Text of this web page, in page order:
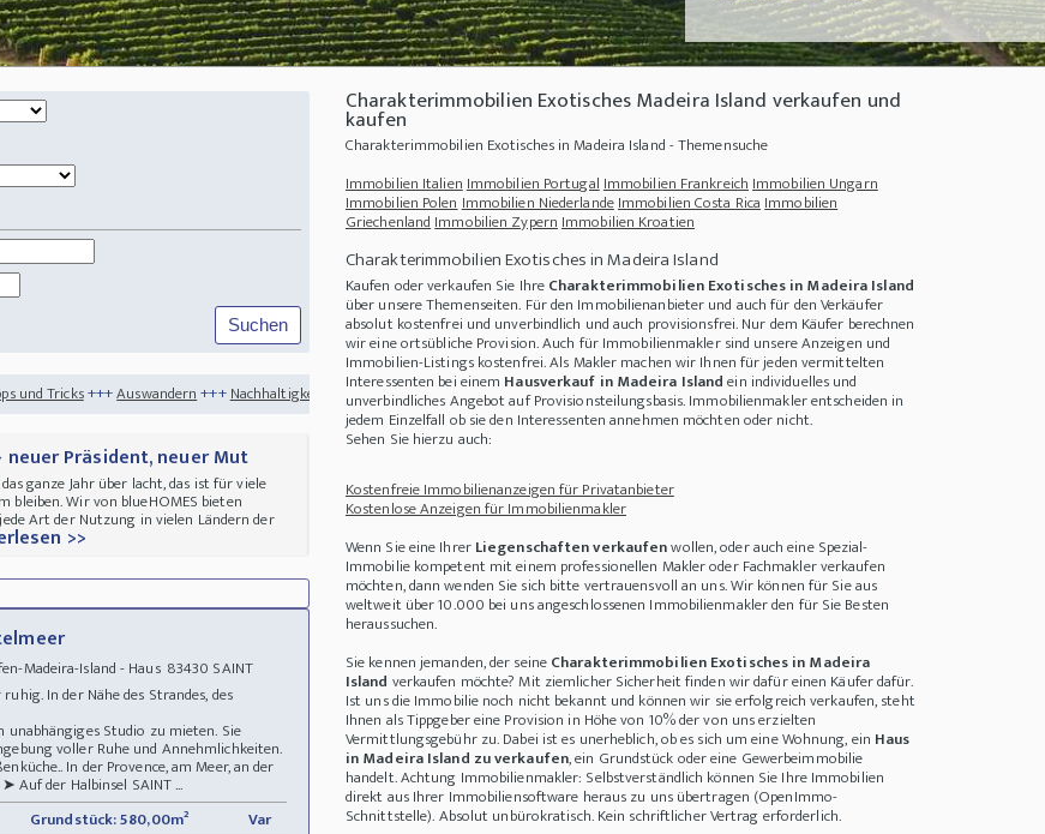
+++Nachhaltigkeit+++Was benötigt man zur Eröffnung eines Bankkontos auf Jamaika?+++Was kostet ein eigener Pool? - Anschaffung und
Präsident, neuer Mut
ganze Jahr über lacht, das ist für viele
bleiben. Wir von blueHOMES bieten
Art der Nutzung in vielen Ländern der
>>
Madeira-Island - Haus 83430 SAINT
In der Nähe des Strandes, des
Studio zu mieten. Sie
voller Ruhe und Annehmlichkeiten.
In der Provence, am Meer, an der
Auf der Halbinsel SAINT ...
Grundstück: 580,00m²
Var
Charakterimmobilien Exotisches Madeira Island verkaufen und
kaufen
Charakterimmobilien Exotisches in Madeira Island - Themensuche
Immobilien ItalienImmobilien PortugalImmobilien FrankreichImmobilien Ungarn
Immobilien PolenImmobilien NiederlandeImmobilien Costa RicaImmobilien
GriechenlandImmobilien ZypernImmobilien Kroatien
Charakterimmobilien Exotisches in Madeira Island
Kaufen oder verkaufen Sie IhreCharakterimmobilien Exotisches in Madeira Island
über unsere Themenseiten. Für den Immobilienanbieter und auch für den Verkäufer
absolut kostenfrei und unverbindlich und auch provisionsfrei. Nur dem Käufer berechnen
wir eine ortsübliche Provision. Auch für Immobilienmakler sind unsere Anzeigen und
Immobilien-Listings kostenfrei. Als Makler machen wir Ihnen für jeden vermittelten
Interessenten bei einem Hausverkauf in Madeira Islandein individuelles und
unverbindliches Angebot auf Provisionsteilungsbasis. Immobilienmakler entscheiden in
jedem Einzelfall ob sie den Interessenten annehmen möchten oder nicht.
Sehen Sie hierzu auch:
Kostenfreie Immobilienanzeigen für Privatanbieter
Kostenlose Anzeigen für Immobilienmakler
Wenn Sie eine IhrerLiegenschaften verkaufenwollen, oder auch eine Spezial-
Immobilie kompetent mit einem professionellen Makler oder Fachmakler verkaufen
möchten, dann wenden Sie sich bitte vertrauensvoll an uns. Wir können für Sie aus
weltweit über 10.000 bei uns angeschlossenen Immobilienmakler den für Sie Besten
heraussuchen.
Sie kennen jemanden, der seineCharakterimmobilien Exotisches in Madeira
Island verkaufen möchte? Mit ziemlicher Sicherheit finden wir dafür einen Käufer dafür.
Ist uns die Immobilie noch nicht bekannt und können wir sie erfolgreich verkaufen, steht
Ihnen als Tippgeber eine Provision in Höhe von 10% der von uns erzielten
Vermittlungsgebühr zu. Dabei ist es unerheblich, ob es sich um eine Wohnung, ein Haus
in Madeira Island zu verkaufen, ein Grundstück oder eine Gewerbeimmobilie
handelt. Achtung Immobilienmakler: Selbstverständlich können Sie Ihre Immobilien
direkt aus Ihrer Immobiliensoftware heraus zu uns übertragen (OpenImmo-
Schnittstelle). Absolut unbürokratisch. Kein schriftlicher Vertrag erforderlich.